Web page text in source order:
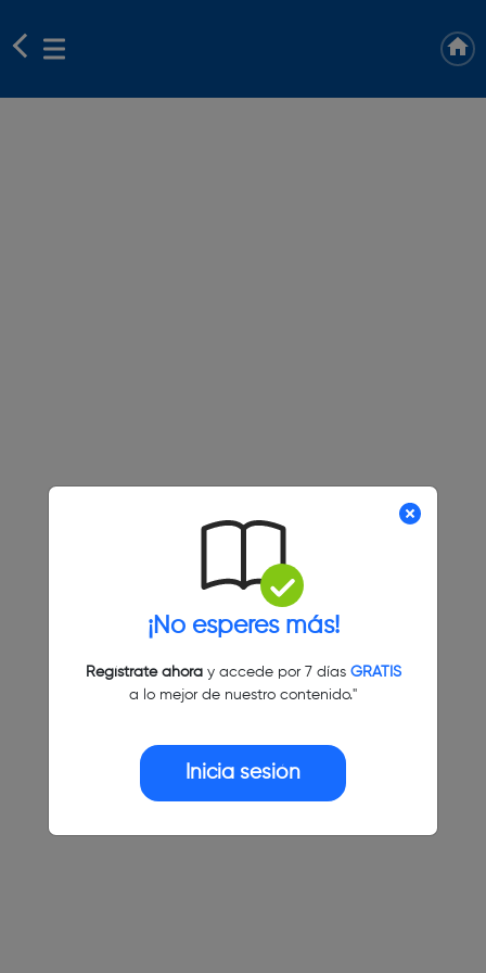
¡No esperes más!
Regístrate ahoray accede por 7 días GRATIS
a lo mejor de nuestro contenido."
Inicia sesión